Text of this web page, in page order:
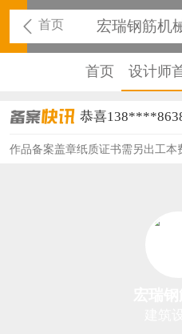
首页 宏瑞钢筋机
首页 设计师
恭喜
恭喜
作品备案盖章纸质证书需另出工本